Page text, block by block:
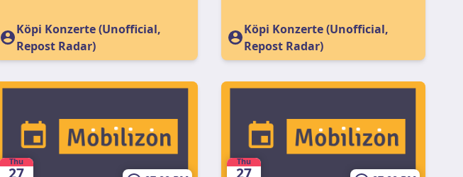
Köpi Konzerte (Unofficial,
Repost Radar)
Köpi Konzerte (Unofficial,
Repost Radar)
Thu
27
Thu
27